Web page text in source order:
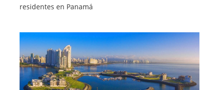
residentes en Panamá